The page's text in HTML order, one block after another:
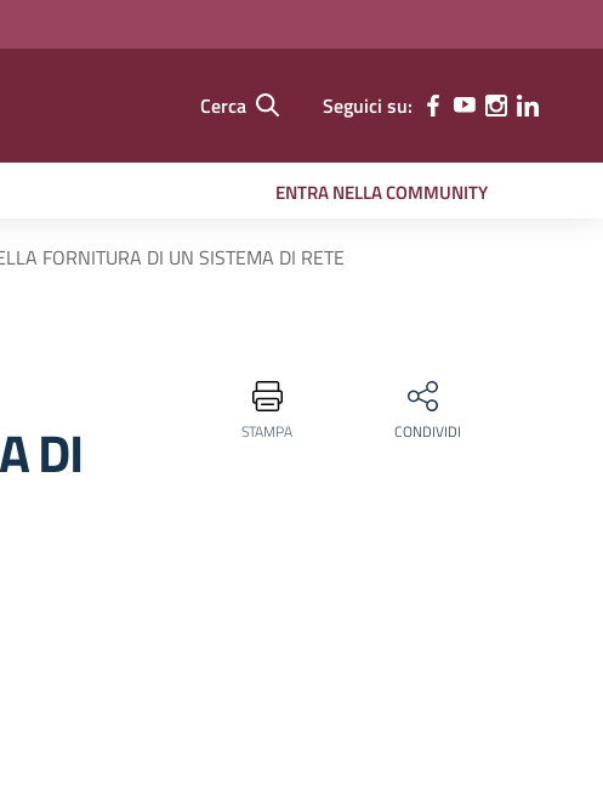
Cerca Seguici su:
ENTRA NELLA COMMUNITY
FORNITURA DI UN SISTEMA DI RETE
DI
STAMPA CONDIVIDI